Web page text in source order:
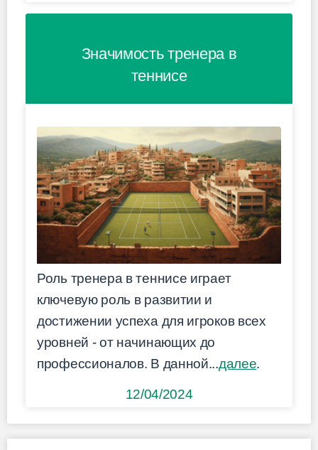
Значимость тренера в
теннисе
Роль тренера в теннисе играет
ключевую роль в развитии и
достижении успеха для игроков всех
уровней - от начинающих до
профессионалов. В данной...далее.
12/04/2024